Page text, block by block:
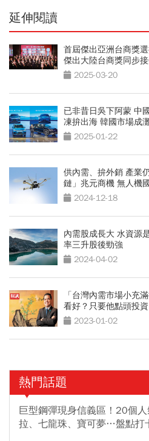
延伸閱讀
首屆傑出亞洲台商獎
傑出大陸台商獎同步
2025-03-20
已非昔日吳下阿蒙 中
凍拚出海 韓國市場成
2025-01-22
供內需、拚外銷 產業
鏈」兆元商機 無人機
2024-12-18
內需股成長大 水資源
率三升股後勁強
2024-04-02
「台灣內需市場小充
看好？只要他點頭投
2023-01-02
熱門話題
巨型鋼彈現身信義區！20個
拉、七龍珠、寶可夢…盤點打